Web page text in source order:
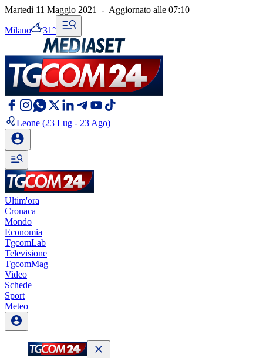
Martedì 11 Maggio 2021 - Aggiornato alle 07:10
Milano 31°
Leone (23 Lug - 23 Ago)
Ultim'ora
Cronaca
Mondo
Economia
TgcomLab
Televisione
TgcomMag
Video
Schede
Sport
Meteo